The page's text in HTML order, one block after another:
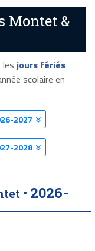
Montet &
jours fériés
scolaire en
2027
2028
• 2026-